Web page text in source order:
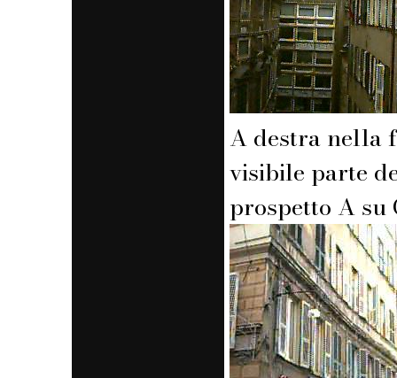
A destra nella
visibile parte
prospetto A su